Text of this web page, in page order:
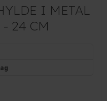
I METAL
24 CM